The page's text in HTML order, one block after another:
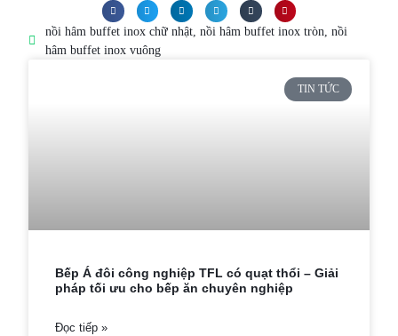
nồi hâm buffet inox chữ nhật, nồi hâm buffet inox tròn, nồi
hâm buffet inox vuông
TIN TỨC
Bếp Á đôi công nghiệp TFL có quạt thổi – Giải
pháp tối ưu cho bếp ăn chuyên nghiệp
Đọc tiếp »